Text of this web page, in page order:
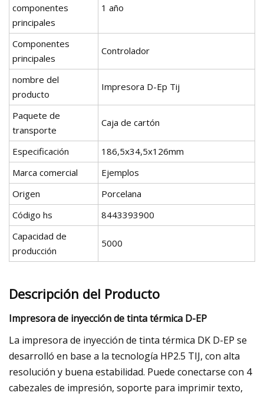
componentes
principales
1 año
Componentes
principales
Controlador
nombre del
producto
Impresora D-Ep Tij
Paquete de
transporte
Caja de cartón
Especificación
186,5x34,5x126mm
Marca comercial
Ejemplos
Origen
Porcelana
Código hs
8443393900
Capacidad de
producción
5000
Descripción del Producto
Impresora de inyección de tinta térmica D-EP
La impresora de inyección de tinta térmica DK D-EP se
desarrolló en base a la tecnología HP2.5 TIJ, con alta
resolución y buena estabilidad. Puede conectarse con 4
cabezales de impresión, soporte para imprimir texto,